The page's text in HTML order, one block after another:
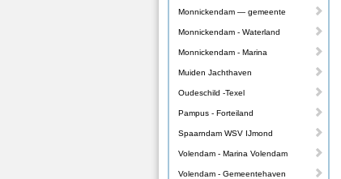
Monnickendam — gemeente
Monnickendam - Waterland
Monnickendam - Marina
Muiden Jachthaven
Oudeschild -Texel
Pampus - Forteiland
Spaarndam WSV IJmond
Volendam - Marina Volendam
Volendam - Gemeentehaven